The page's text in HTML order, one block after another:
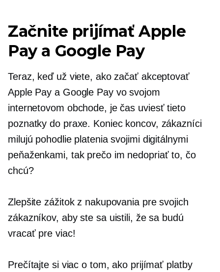
Začnite prijímať Apple
Pay a Google Pay
Teraz, keď už viete, ako začať akceptovať
Apple Pay a Google Pay vo svojom
internetovom obchode, je čas uviesť tieto
poznatky do praxe. Koniec koncov, zákazníci
milujú pohodlie platenia svojimi digitálnymi
peňaženkami, tak prečo im nedopriať to, čo
chcú?
Zlepšite zážitok z nakupovania pre svojich
zákazníkov, aby ste sa uistili, že sa budú
vracať pre viac!
Prečítajte si viac o tom, ako prijímať platby